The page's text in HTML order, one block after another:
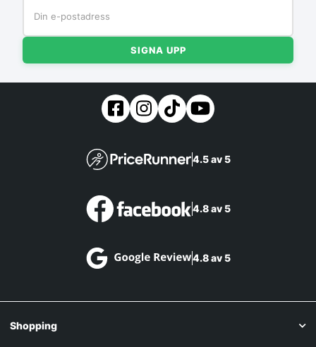
SIGNA UPP
4.5 av 5
4.8 av 5
4.8 av 5
Shopping